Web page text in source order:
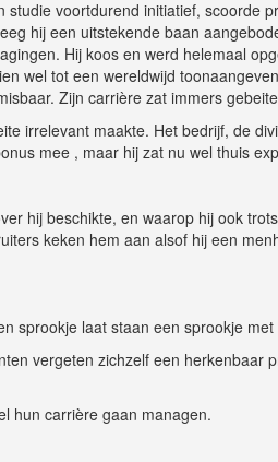
voortdurend initiatief, scoorde
hij een uitstekende baan
Hij koos en werd helemaal
wel tot een wereldwijd
Zijn carrière zat immers
irrelevant maakte. Het bedrijf, de
mee , maar hij zat nu wel thuis
hij beschikte, en waarop hij ook
keken hem aan alsof hij een
sprookje laat staan een sprookje
vergeten zichzelf een herkenbaar
hun carrière gaan managen.